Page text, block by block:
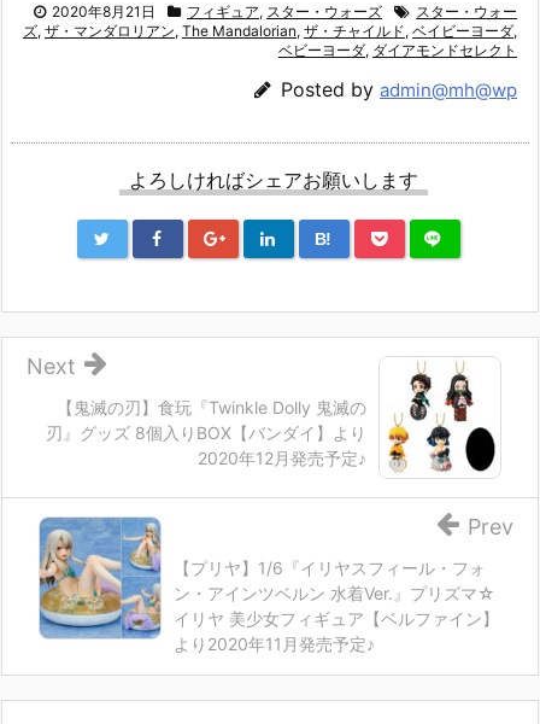
2020年8月21日 フィギュア, スター・ウォーズ
スター・ウォー
ズ, ザ・マンダロリアン, The Mandalorian, ザ・チャイルド, ベイビーヨーダ,
ベビーヨーダ, ダイアモンドセレクト
Posted by admin@mh@wp
よろしければシェアお願いします
B!
【鬼滅の刃】食玩『Twinkle Dolly 鬼滅の
刃』グッズ 8個入りBOX【バンダイ】より
2020年12月発売予定♪
Next
【プリヤ】1/6『イリヤスフィール・フォ
ン・アインツベルン 水着Ver.』プリズマ☆
イリヤ 美少女フィギュア【ベルファイン】
より2020年11月発売予定♪
Prev